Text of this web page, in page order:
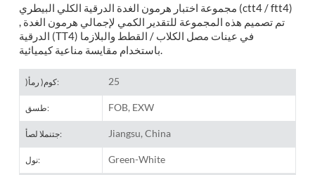
مجموعة اختبار هرمون الغدة الدرقية الكلي البيطري (ctt4 / ftt4)
الدرقية (TT4) في عينات مصل الكلاب / القطط والبلازما
)كوم( رمأ: 25
طسق: FOB, EXW
جتنملا لصأ: Jiangsu, China
نول: Green-White